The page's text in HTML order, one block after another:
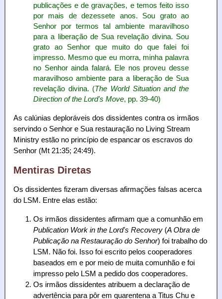
publicações e de gravações, e temos feito isso
por mais de dezessete anos. Sou grato ao
Senhor por termos tal ambiente maravilhoso
para a liberação de Sua revelação divina. Sou
grato ao Senhor que muito do que falei foi
impresso. Mesmo que eu morra, minha palavra
no Senhor ainda falará. Ele nos proveu desse
maravilhoso ambiente para a liberação de Sua
revelação divina. (The World Situation and the
Direction of the Lord's Move, pp. 39-40)
As calúnias deploráveis dos dissidentes contra os irmãos
servindo o Senhor e Sua restauração no Living Stream
Ministry estão no princípio de espancar os escravos do
Senhor (Mt 21:35; 24:49).
Mentiras Diretas
Os dissidentes fizeram diversas afirmações falsas acerca
do LSM. Entre elas estão:
Os irmãos dissidentes afirmam que a comunhão em
Publication Work in the Lord's Recovery (A Obra de
Publicação na Restauração do Senhor) foi trabalho do
LSM. Não foi. Isso foi escrito pelos cooperadores
baseados em e por meio de muita comunhão e foi
impresso pelo LSM a pedido dos cooperadores.
Os irmãos dissidentes atribuem a declaração de
advertência para pôr em quarentena a Titus Chu e